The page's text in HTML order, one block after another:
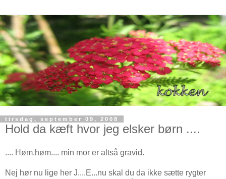
tirsdag, september 09, 2008
Hold da kæft hvor jeg elsker børn ....
.... Høm.høm.... min mor er altså gravid.
Nej hør nu lige her J....E...nu skal du da ikke sætte rygter